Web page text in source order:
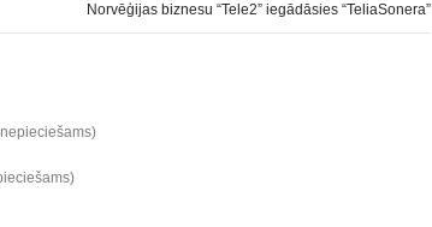
Norvēģijas biznesu “Tele2” iegādāsies “TeliaSonera”